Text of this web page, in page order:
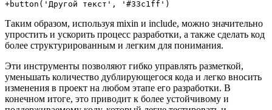
Таким образом, используя mixin и include, можно значительно
упростить и ускорить процесс разработки, а также сделать код
более структурированным и легким для понимания.
Эти инструменты позволяют гибко управлять разметкой,
уменьшать количество дублирующегося кода и легко вносить
изменения в проект на любом этапе его разработки. В
конечном итоге, это приводит к более устойчивому и